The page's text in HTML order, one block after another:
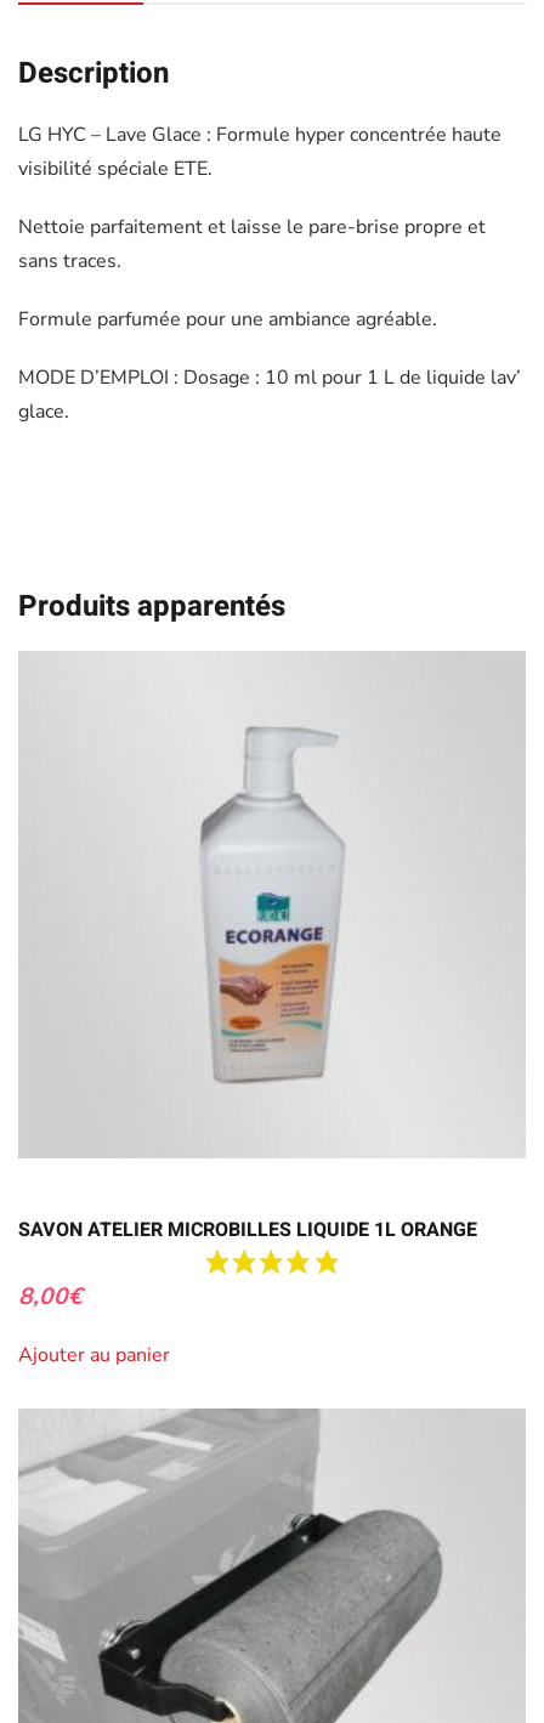
Description
LG HYC – Lave Glace : Formule hyper concentrée haute
visibilité spéciale ETE.
Nettoie parfaitement et laisse le pare-brise propre et
sans traces.
Formule parfumée pour une ambiance agréable.
MODE D’EMPLOI : Dosage : 10 ml pour 1 L de liquide lav’
glace.
Produits apparentés
SAVON ATELIER MICROBILLES LIQUIDE 1L ORANGE
8,00€
Ajouter au panier